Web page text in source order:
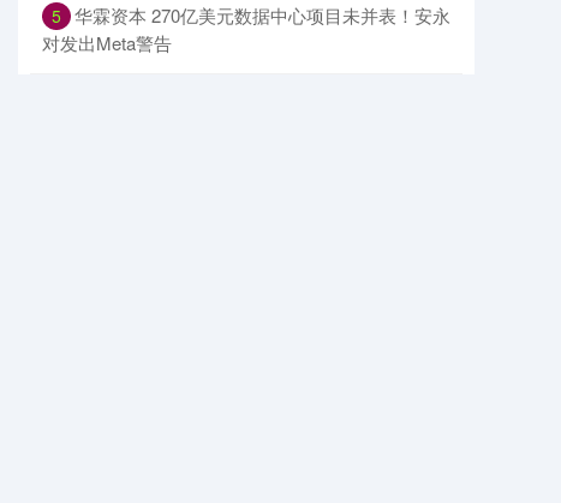
5 ​华霖资本 270亿美元数据中心项目未并表！安永
对发出Meta警告